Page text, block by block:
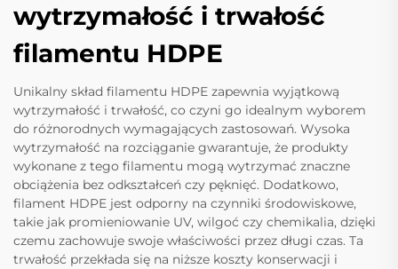
wytrzymałość i trwałość
filamentu HDPE
Unikalny skład filamentu HDPE zapewnia wyjątkową
wytrzymałość i trwałość, co czyni go idealnym wyborem
do różnorodnych wymagających zastosowań. Wysoka
wytrzymałość na rozciąganie gwarantuje, że produkty
wykonane z tego filamentu mogą wytrzymać znaczne
obciążenia bez odkształceń czy pęknięć. Dodatkowo,
filament HDPE jest odporny na czynniki środowiskowe,
takie jak promieniowanie UV, wilgoć czy chemikalia, dzięki
czemu zachowuje swoje właściwości przez długi czas. Ta
trwałość przekłada się na niższe koszty konserwacji i